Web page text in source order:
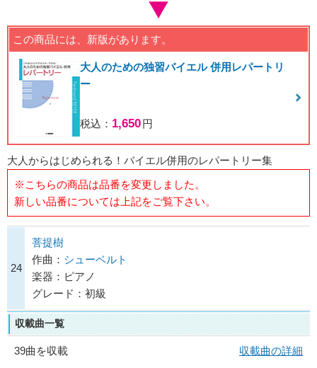
この商品には、新版があります。
大人のための独習バイエル 併用レパートリ
ー
税込： 1,650円
大人からはじめられる！バイエル併用のレパートリー集
※こちらの商品は品番を変更しました。
新しい品番については上記をご覧下さい。
24
菩提樹
作曲： シューベルト
楽器：ピアノ
グレード：初級
収載曲一覧
39曲を収載
収載曲の詳細